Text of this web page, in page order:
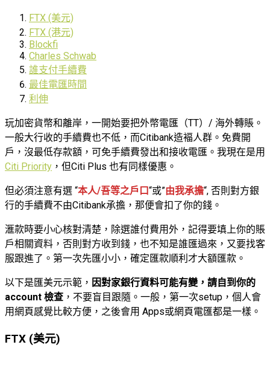
FTX (美元)
FTX (港元)
Blockfi
Charles Schwab
誰支付手續費
最佳電匯時間
利伸
玩加密貨幣和離岸，一開始要把外幣電匯（TT）/ 海外轉賬。
一般大行收的手續費也不低，而Citibank造褔人群。免費開
戶，沒最低存款額，可免手續費發出和接收電匯。我現在是用
Citi Priority ，但Citi Plus 也有同樣優惠。
但必須注意有選 “本人/吾等之戶口“或”由我承擔“, 否則對方銀
行的手續費不由Citibank承擔，那便會扣了你的錢。
滙款時要小心核對清楚，除選誰付費用外，記得要填上你的賬
戶相關資料，否則對方收到錢，也不知是誰匯過來，又要找客
服跟進了。第一次先匯小小，確定匯款順利才大額匯款。
以下是匯美元示範， 因對家銀行資料可能有變，請自到你的
account 檢查 ，不要盲目跟隨。一般，第一次setup，個人會
用網頁感覺比較方便，之後會用 Apps或網頁電匯都是一樣。
FTX (美元)